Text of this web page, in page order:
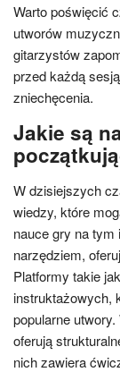
Warto poświęcić
utworów
gitarzystów
przed każdą
zniechęcenia.
Jakie są
W dzisiejszych
wiedzy, które
nauce gry na tym
narzędziem,
Platformy takie
instruktażowych,
popularne
oferują
nich zawiera